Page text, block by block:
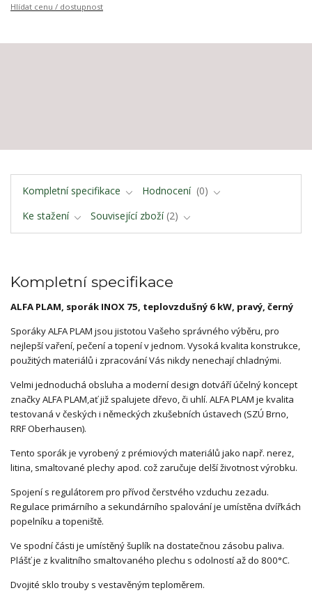
Hlídat cenu / dostupnost
Kompletní specifikace Hodnocení
0
Ke stažení
Související zboží 2
Kompletní specifikace
ALFA PLAM, sporák INOX 75, teplovzdušný 6 kW, pravý, černý
Sporáky ALFA PLAM jsou jistotou Vašeho správného výběru, pro
nejlepší vaření, pečení a topení v jednom. Vysoká kvalita konstrukce,
použitých materiálů i zpracování Vás nikdy nenechají chladnými.
Velmi jednoduchá obsluha a moderní design dotváří účelný koncept
značky ALFA PLAM,ať již spalujete dřevo, či uhlí. ALFA PLAM je kvalita
testovaná v českých i německých zkušebních ústavech (SZÚ Brno,
RRF Oberhausen).
Tento sporák je vyrobený z prémiových materiálů jako např. nerez,
litina, smaltované plechy apod. což zaručuje delší životnost výrobku.
Spojení s regulátorem pro přívod čerstvého vzduchu zezadu.
Regulace primárního a sekundárního spalování je umístěna dvířkách
popelníku a topeniště.
Ve spodní části je umístěný šuplík na dostatečnou zásobu paliva.
Plášť je z kvalitního smaltovaného plechu s odolností až do 800°C.
Dvojité sklo trouby s vestavěným teploměrem.